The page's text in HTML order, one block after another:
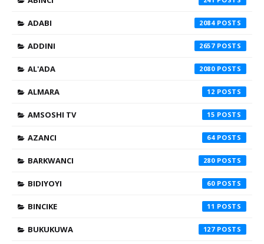
ADABI 2084
ADDINI 2657
AL'ADA 2080
ALMARA 12
AMSOSHI TV 15
AZANCI 64
BARKWANCI 280
BIDIYOYI 60
BINCIKE 11
BUKUKUWA 127